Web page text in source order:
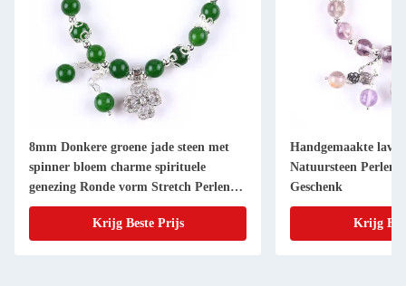
8mm Donkere groene jade steen met
spinner bloem charme spirituele
genezing Ronde vorm Stretch Perlen
Armband
Krijg Beste Prijs
Handgemaakte
Natuursteen Perlen
Geschenk
Krijg